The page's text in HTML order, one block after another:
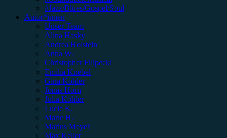
#Jazz/Blues/Gospel/Soul
Autor*innen
Unser Team
Alina Hasky
Andrea Holstein
Anna W.
Christopher Filipecki
Emilia Knebel
Gina Köhler
Jonas Horn
Julia Köhler
Lucie K.
Marie H.
Marius Meyer
Max Keller